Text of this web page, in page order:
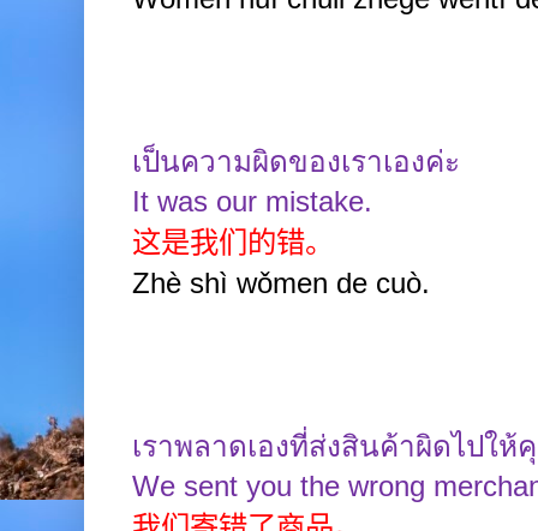
เป็นความผิดของเราเองค่ะ
It was our mistake.
这是我们的错。
Zhè shì wǒmen de cuò.
เราพลาดเองที่ส่งสินค้าผิดไปให้
We sent you the wrong